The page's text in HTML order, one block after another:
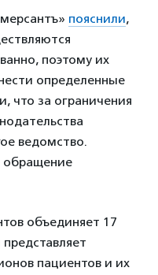
пояснили,
поэтому их
определенные
что за ограничения
ведомство.
обращение
объединяет 17
пациентов и их